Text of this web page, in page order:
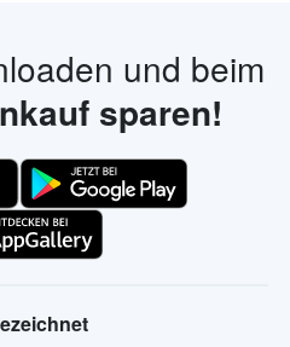
und beim
sparen!